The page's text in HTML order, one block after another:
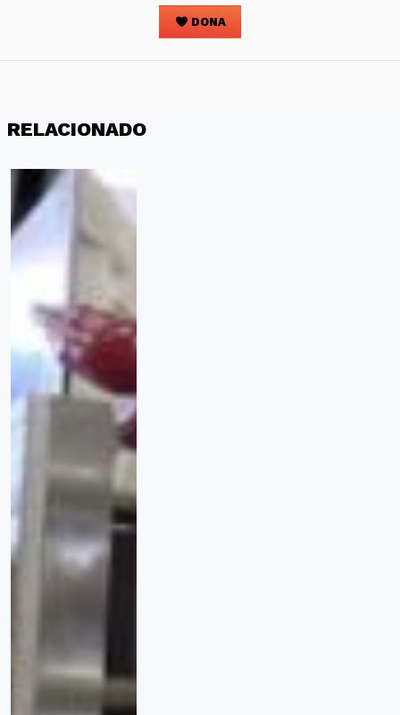
DONA
RELACIONADO